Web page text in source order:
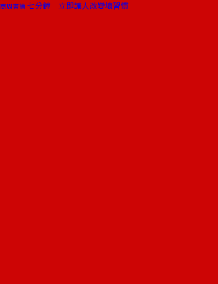
商周書摘 七分鐘 立即讓人改變壞習慣